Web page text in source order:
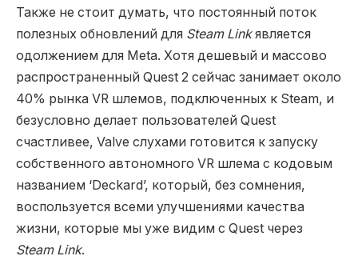
Также не стоит думать, что постоянный поток
полезных обновлений для Steam Linkявляется
одолжением для Meta. Хотя дешевый и массово
распространенный Quest 2 сейчас занимает около
40% рынка VR шлемов, подключенных к Steam, и
безусловно делает пользователей Quest
счастливее, Valve слухами готовится к запуску
собственного автономного VR шлема с кодовым
названием ‘Deckard’, который, без сомнения,
воспользуется всеми улучшениями качества
жизни, которые мы уже видим с Quest через
Steam Link.